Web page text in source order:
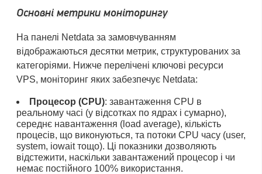
Основні метрики моніторингу
На панелі Netdata за замовчуванням
відображаються десятки метрик, структурованих за
категоріями. Нижче перелічені ключові ресурси
VPS, моніторинг яких забезпечує Netdata:
Процесор (CPU): завантаження CPU в
реальному часі (у відсотках по ядрах і сумарно),
середнє навантаження (load average), кількість
процесів, що виконуються, та потоки CPU часу (user,
system, iowait тощо). Ці показники дозволяють
відстежити, наскільки завантажений процесор і чи
немає постійного 100% використання.